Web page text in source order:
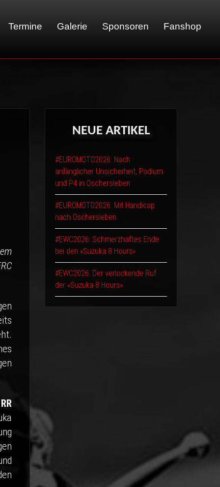
Termine Galerie
04 - Spa
06 - Most
Sponsoren Fanshop
NEUE ARTIKEL
#EUROMOTO2026: Nach
anfänglicher Unsicherheit, Podium
und P4 in Oschersleben
#EUROMOTO2026: Mit Handicap
nach Oschersleben
#EWC2026: Schmerzhaftes Ende
bei den «Suzuka 8 Hours»
#EWC2026: Der verlockende Ruf
der «Suzuka 8 Hours»